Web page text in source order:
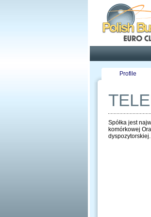
Profile
Spółka jest
komórkowej